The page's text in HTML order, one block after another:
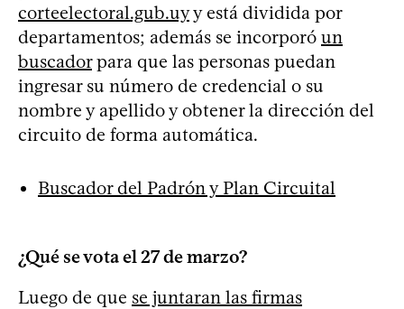
corteelectoral.gub.uyy está dividida por
departamentos; además se incorporó un
buscadorpara que las personas puedan
ingresar su número de credencial o su
nombre y apellido y obtener la dirección del
circuito de forma automática.
Buscador del Padrón y Plan Circuital
¿Qué se vota el 27 de marzo?
Luego de que se juntaran las firmas